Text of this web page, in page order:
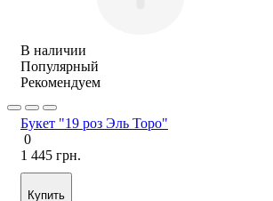
В наличии
Популярный
Рекомендуем
Букет "19 роз Эль Торо"
0
1 445 грн.
Купить